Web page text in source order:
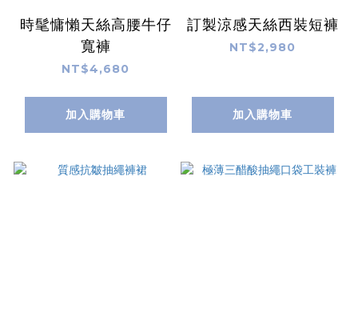
時髦慵懶天絲高腰牛仔
寬褲
NT$4,680
加入購物車
訂製涼感天絲西裝短褲
NT$2,980
加入購物車